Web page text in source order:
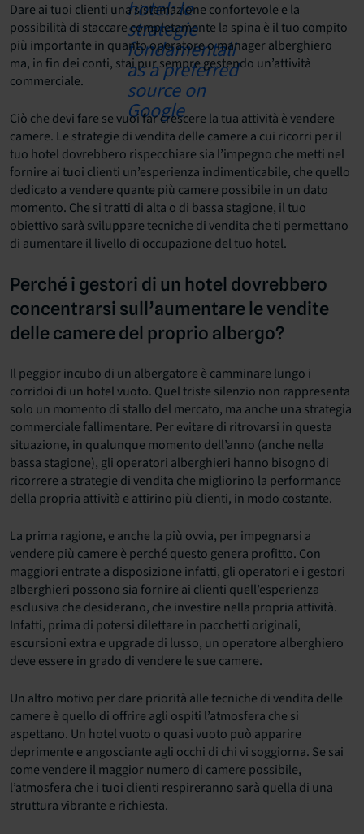
Dare ai tuoi clienti una sistemazione confortevole e la
possibilità di staccare completamente la spina è il tuo compito
più importante in quanto operatore o manager alberghiero
ma, in fin dei conti, stai pur sempre gestendo un’attività
commerciale.
Ciò che devi fare se vuoi far crescere la tua attività è vendere
camere. Le strategie di vendita delle camere a cui ricorri per il
tuo hotel dovrebbero rispecchiare sia l’impegno che metti nel
fornire ai tuoi clienti un’esperienza indimenticabile, che quello
dedicato a vendere quante più camere possibile in un dato
momento. Che si tratti di alta o di bassa stagione, il tuo
obiettivo sarà sviluppare tecniche di vendita che ti permettano
di aumentare il livello di occupazione del tuo hotel.
Perché i gestori di un hotel dovrebbero
concentrarsi sull’aumentare le vendite
delle camere del proprio albergo?
Il peggior incubo di un albergatore è camminare lungo i
corridoi di un hotel vuoto. Quel triste silenzio non rappresenta
solo un momento di stallo del mercato, ma anche una strategia
commerciale fallimentare. Per evitare di ritrovarsi in questa
situazione, in qualunque momento dell’anno (anche nella
bassa stagione), gli operatori alberghieri hanno bisogno di
ricorrere a strategie di vendita che migliorino la performance
della propria attività e attirino più clienti, in modo costante.
La prima ragione, e anche la più ovvia, per impegnarsi a
vendere più camere è perché questo genera profitto. Con
maggiori entrate a disposizione infatti, gli operatori e i gestori
alberghieri possono sia fornire ai clienti quell’esperienza
esclusiva che desiderano, che investire nella propria attività.
Infatti, prima di potersi dilettare in pacchetti originali,
escursioni extra e upgrade di lusso, un operatore alberghiero
deve essere in grado di vendere le sue camere.
Un altro motivo per dare priorità alle tecniche di vendita delle
camere è quello di offrire agli ospiti l’atmosfera che si
aspettano. Un hotel vuoto o quasi vuoto può apparire
deprimente e angosciante agli occhi di chi vi soggiorna. Se sai
come vendere il maggior numero di camere possibile,
l’atmosfera che i tuoi clienti respireranno sarà quella di una
struttura vibrante e richiesta.